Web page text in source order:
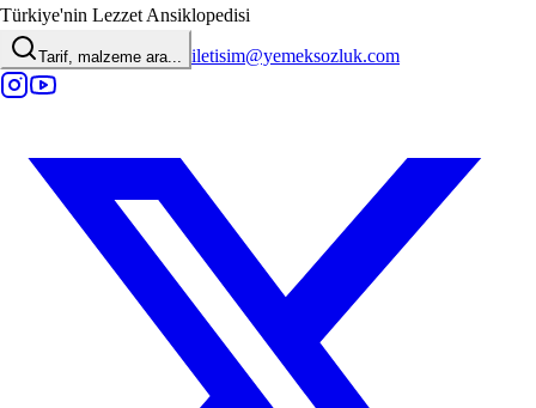
Türkiye'nin Lezzet Ansiklopedisi
Tarif, malzeme ara... iletisim@yemeksozluk.com